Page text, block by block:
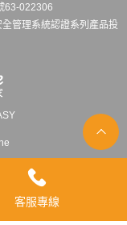
63-022306
管理系統認證系列產品投
客服專線